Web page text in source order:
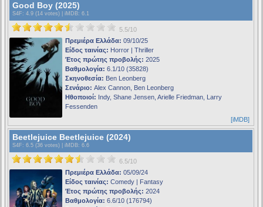
Good Boy (2025)
S4F : 4.9 (14 votes) | iMDB: 6.1
5.5/10
Πρεμιέρα Ελλάδα: 09/10/25
Είδος ταινίας: Horror | Thriller
Έτος πρώτης προβολής: 2025
Βαθμολογία: 6.1/10 (35828)
Σκηνοθεσία: Ben Leonberg
Σενάριο: Alex Cannon, Ben Leonberg
Ηθοποιοί: Indy, Shane Jensen, Arielle Friedman, Larry
Fessenden
[iMDB]
Beetlejuice Beetlejuice (2024)
S4F : 6.5 (36 votes) | iMDB: 6.6
6.5/10
Πρεμιέρα Ελλάδα: 05/09/24
Είδος ταινίας: Comedy | Fantasy
Έτος πρώτης προβολής: 2024
Βαθμολογία: 6.6/10 (176794)